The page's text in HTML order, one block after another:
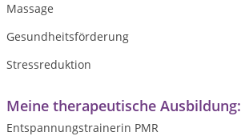
Massage
Gesundheitsförderung
Stressreduktion
Meine therapeutische Ausbildung:
Entspannungstrainerin PMR